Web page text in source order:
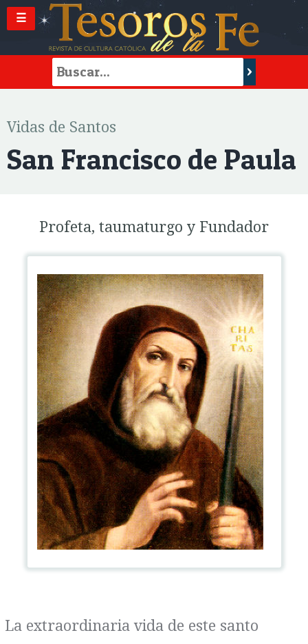
☰
Vidas de Santos
San Francisco de Paula
Profeta, taumaturgo y Fundador
La extraordinaria vida de este santo